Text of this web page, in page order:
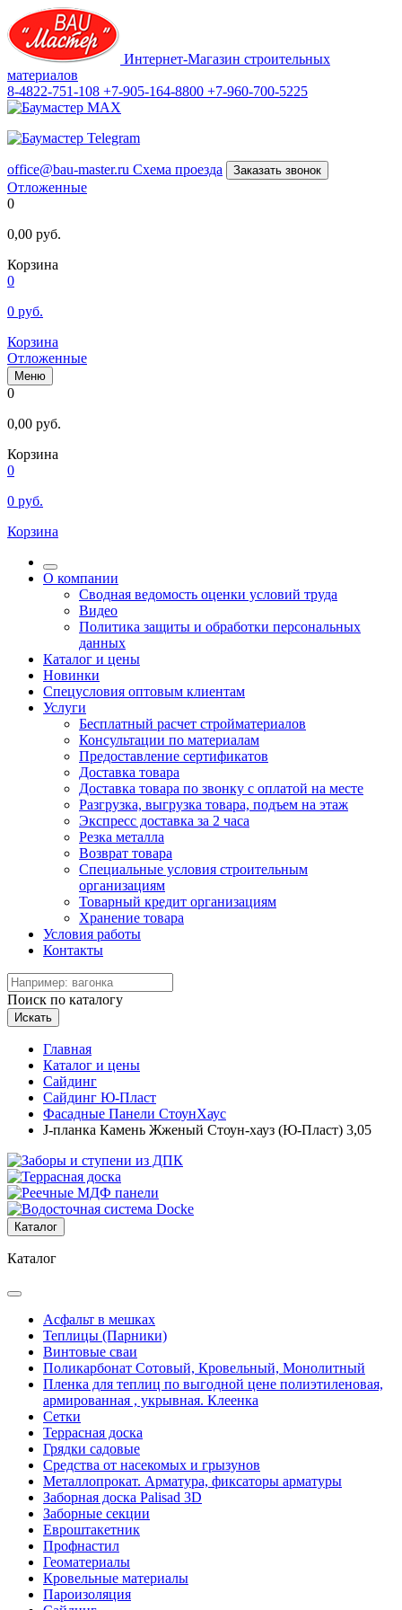
Интернет-Магазин строительных
материалов
8-4822-751-108 +7-905-164-8800 +7-960-700-5225
office@bau-master.ru Схема проезда Заказать звонок
Отложенные
0
0,00 руб.
Корзина
0
0 руб.
Корзина
Отложенные
Меню
0
0,00 руб.
Корзина
0
0 руб.
Корзина
О компании
Сводная ведомость оценки условий труда
Видео
Политика защиты и обработки персональных
данных
Каталог и цены
Новинки
Спецусловия оптовым клиентам
Услуги
Бесплатный расчет стройматериалов
Консультации по материалам
Предоставление сертификатов
Доставка товара
Доставка товара по звонку с оплатой на месте
Разгрузка, выгрузка товара, подъем на этаж
Экспресс доставка за 2 часа
Резка металла
Возврат товара
Специальные условия строительным
организациям
Товарный кредит организациям
Хранение товара
Условия работы
Контакты
Поиск по каталогу
Искать
Главная
Каталог и цены
Сайдинг
Сайдинг Ю-Пласт
Фасадные Панели СтоунХаус
J-планка Камень Жженый Стоун-хауз (Ю-Пласт) 3,05
Каталог
Каталог
Асфальт в мешках
Теплицы (Парники)
Винтовые сваи
Поликарбонат Сотовый, Кровельный, Монолитный
Пленка для теплиц по выгодной цене полиэтиленовая,
армированная , укрывная. Клеенка
Сетки
Террасная доска
Грядки садовые
Средства от насекомых и грызунов
Металлопрокат. Арматура, фиксаторы арматуры
Заборная доска Palisad 3D
Заборные секции
Евроштакетник
Профнастил
Геоматериалы
Кровельные материалы
Пароизоляция